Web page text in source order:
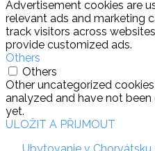
Advertisement cookies are
relevant ads and marketing
track visitors across
provide customized ads.
Others
Others
Other uncategorized
analyzed and have not
yet.
ULOŽIT A PŘIJMOUT
Ubytovanie v Chorvátsku